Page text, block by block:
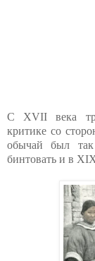
С XVII века
критике со
обычай был
бинтовать и в